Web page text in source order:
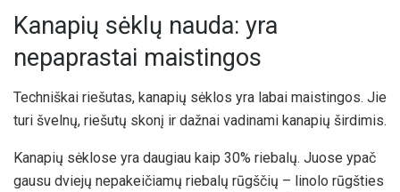
Kanapių sėklų nauda: yra
nepaprastai maistingos
Techniškai riešutas, kanapių sėklos yra labai maistingos. Jie
turi švelnų, riešutų skonį ir dažnai vadinami kanapių širdimis.
Kanapių sėklose yra daugiau kaip 30% riebalų. Juose ypač
gausu dviejų nepakeičiamų riebalų rūgščių – linolo rūgšties